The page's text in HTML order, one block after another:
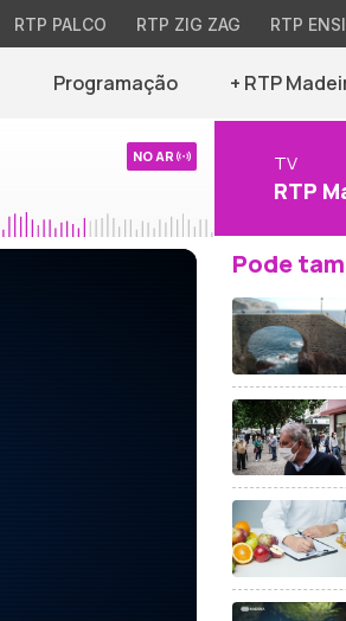
RTP PALCO RTP ZIG ZAG RTP
Programação + RTP
NO AR TV
RTP
Pode